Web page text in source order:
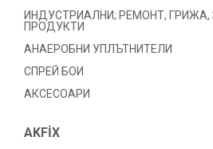
ИНДУСТРИАЛНИ; РЕМОНТ, ГРИЖА,
ПРОДУКТИ
АНАЕРОБНИ УПЛЪТНИТЕЛИ
СПРЕЙ БОИ
АКСЕСОАРИ
AKFİX